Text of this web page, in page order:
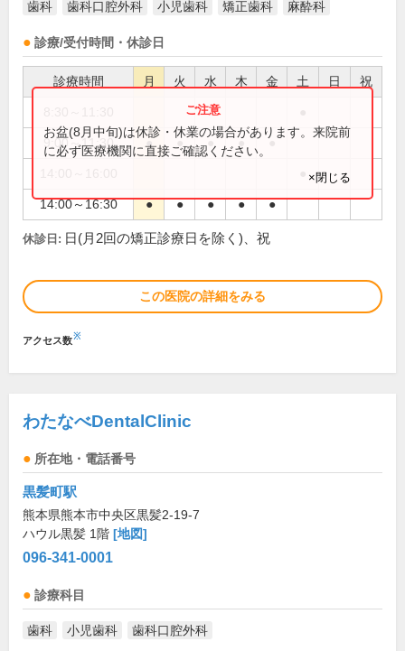
歯科 歯科口腔外科 小児歯科 矯正歯科 麻酔科
診療/受付時間・休診日
診療時間 月 火 水 木 金 土 日 祝
9:00～11:30 ● ● ● ● ●
14:00～16:30 ● ● ● ● ●
お盆(8月中旬)は休診・休業の場合があります。来院前
に必ず医療機関に直接ご確認ください。
×閉じる
休診日: 日(月2回の矯正診療日を除く)、祝
この医院の詳細をみる
アクセス数※
わたなべDentalClinic
所在地・電話番号
黒髪町駅
熊本県熊本市中央区黒髪2-19-7
ハウル黒髪 1階 [地図]
096-341-0001
診療科目
歯科 小児歯科 歯科口腔外科